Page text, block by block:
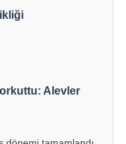
Alevler